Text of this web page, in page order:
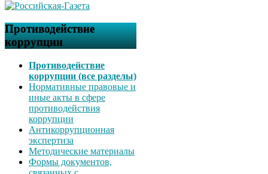
Противодействие
коррупции
Противодействие
коррупции (все разделы)
Нормативные правовые и
иные акты в сфере
противодействия
коррупции
Антикоррупционная
экспертиза
Методические материалы
Формы документов,